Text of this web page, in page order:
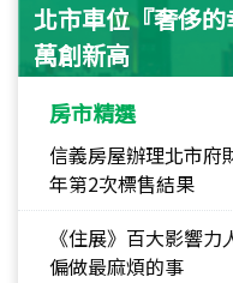
北市車位『奢侈
萬創新高
房市精選
信義房屋辦理北市府
年第2次標售結果
《住展》百大影響
偏做最麻煩的事